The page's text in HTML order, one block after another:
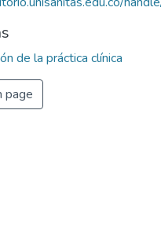
de la práctica clínica
page